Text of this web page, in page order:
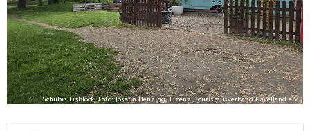
Schubis Eisblock, Foto: Josefin Henning, Lizenz: Tourismusverband Havelland e.V.